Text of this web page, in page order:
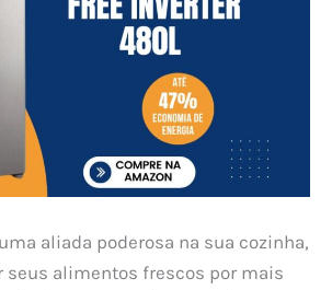
aliada poderosa na sua cozinha,
seus alimentos frescos por mais